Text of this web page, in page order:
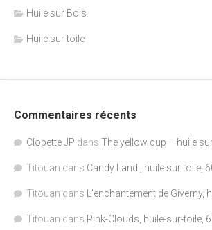
Huile sur Bois
Huile sur toile
Commentaires récents
Clopette JP dans The yellow cup – huile
Titouan dans Candy Land , huile sur toile,
Titouan dans L’enchantement de Giverny,
Titouan dans Pink-Clouds, huile-sur-toile,